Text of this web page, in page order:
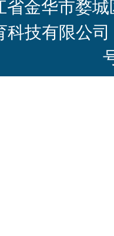
省金华市婺
技有限公